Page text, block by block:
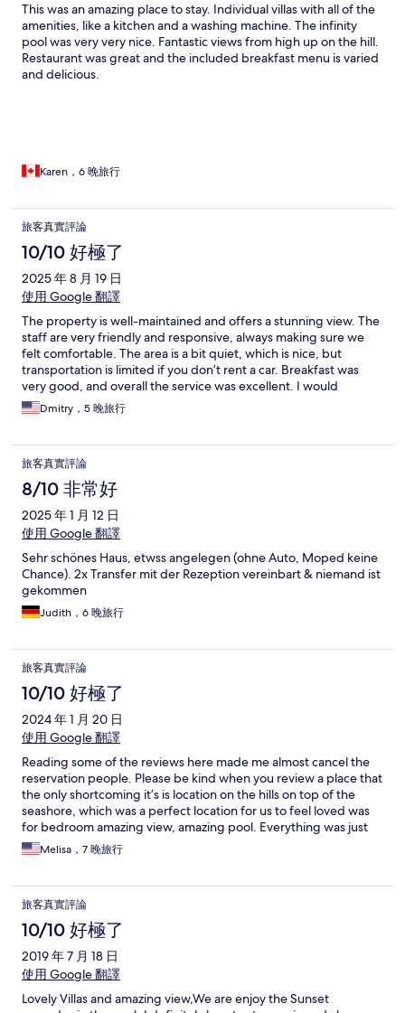
This was an amazing place to stay. Individual villas with all of the
amenities, like a kitchen and a washing machine. The infinity
pool was very very nice. Fantastic views from high up on the hill.
Restaurant was great and the included breakfast menu is varied
and delicious.
Karen，6 晚旅行
旅客真實評論
10/10 好極了
2025 年 8 月 19 日
使用 Google 翻譯
The property is well-maintained and offers a stunning view. The
staff are very friendly and responsive, always making sure we
felt comfortable. The area is a bit quiet, which is nice, but
transportation is limited if you don’t rent a car. Breakfast was
very good, and overall the service was excellent. I would
recommend this property for families — just keep in mind that
renting a car will make getting around much easier.
Dmitry，5 晚旅行
旅客真實評論
8/10 非常好
2025 年 1 月 12 日
使用 Google 翻譯
Sehr schönes Haus, etwss angelegen (ohne Auto, Moped keine
Chance). 2x Transfer mit der Rezeption vereinbart & niemand ist
gekommen
Judith，6 晚旅行
旅客真實評論
10/10 好極了
2024 年 1 月 20 日
使用 Google 翻譯
Reading some of the reviews here made me almost cancel the
reservation people. Please be kind when you review a place that
the only shortcoming it’s is location on the hills on top of the
seashore, which was a perfect location for us to feel loved was
for bedroom amazing view, amazing pool. Everything was just
perfect. There is a need to take a ride from the bottom of the hill
to the top of the place where the villa is how ever it’s worth
each time it is in amazing place great service spotless amenities
and the cleaning service is only once a week. This is something
that I would like to change and I have it maybe twice a week so
in overall we had a fabulous time and we will come back for sure.
Melisa，7 晚旅行
旅客真實評論
10/10 好極了
2019 年 7 月 18 日
使用 Google 翻譯
Lovely Villas and amazing view,We are enjoy the Sunset